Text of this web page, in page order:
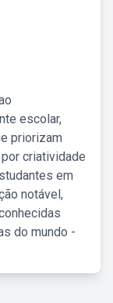
escolar,
priorizam
criatividade
em
notável,
do mundo -